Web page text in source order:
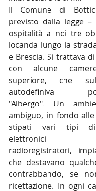
Il Comune di
previsto dalla legge –
ospitalità a noi tre
locanda lungo la
e Brescia. Si trattava
con alcune
superiore, che
autodefiniva
"Albergo". Un
ambiguo, in fondo
stipati vari tipi di
elettronici
radioregistratori,
che destavano
contrabbando, se
ricettazione. In ogni